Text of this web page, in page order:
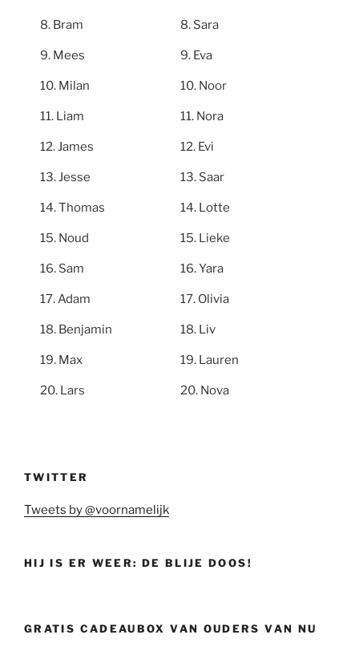
Bram
Mees
Milan
Liam
James
Jesse
Thomas
Noud
Sam
Adam
Benjamin
Max
Lars
Sara
Eva
Noor
Nora
Evi
Saar
Lotte
Lieke
Yara
Olivia
Liv
Lauren
Nova
TWITTER
Tweets by @voornamelijk
HIJ IS ER WEER: DE BLIJE DOOS!
GRATIS CADEAUBOX VAN OUDERS VAN NU